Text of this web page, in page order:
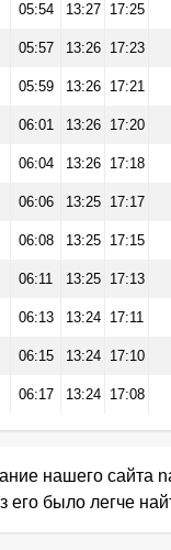
05:54 13:27 17:25
05:57 13:26 17:23
05:59 13:26 17:21
06:01 13:26 17:20
06:04 13:26 17:18
06:06 13:25 17:17
06:08 13:25 17:15
06:11 13:25 17:13
06:13 13:24 17:11
06:15 13:24 17:10
06:17 13:24 17:08
нашего сайта
его было легче